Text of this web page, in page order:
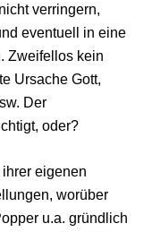
verringern,
eventuell in eine
Zweifellos kein
Ursache Gott,
Der
oder?
eigenen
worüber
u.a. gründlich